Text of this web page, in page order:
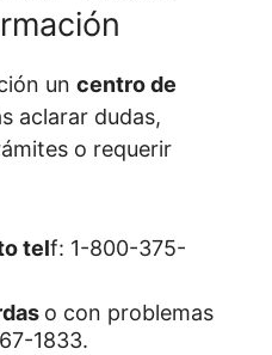
un centro de
aclarar dudas,
o requerir
telf: 1-800-375-
o con problemas
1833.